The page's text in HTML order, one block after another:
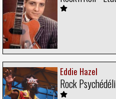
Eddie Hazel
Rock